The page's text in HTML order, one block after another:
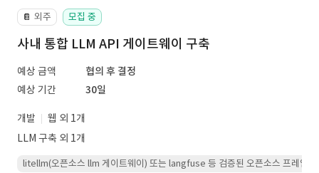
📔 외주 모집 중
사내 통합 LLM API 게이트웨이 구축
예상 금액
협의 후 결정
예상 기간
30일
개발
웹 외 1개
LLM 구축 외 1개
litellm(오픈소스 llm 게이트웨이) 또는 langfuse 등 검증된 오픈소스 프레임워